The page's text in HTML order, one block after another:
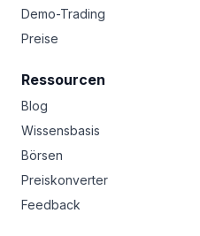
Demo-Trading
Preise
Ressourcen
Blog
Wissensbasis
Börsen
Preiskonverter
Feedback